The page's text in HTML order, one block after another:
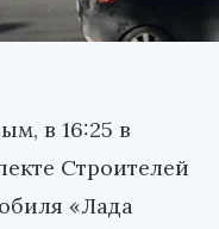
в 16:25 в
Строителей
«Лада